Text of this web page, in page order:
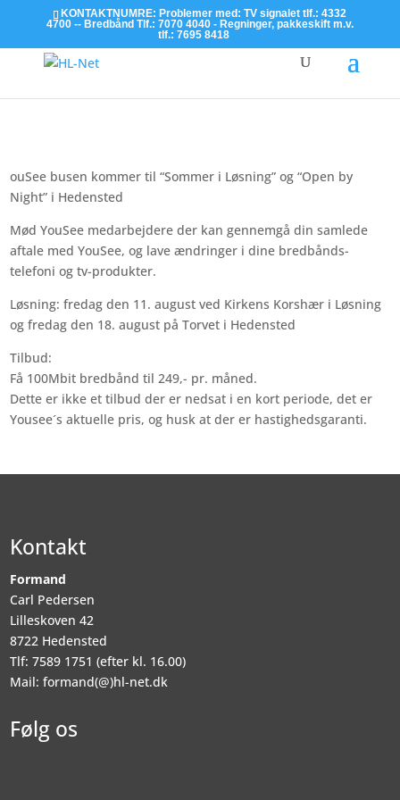
KONTAKTNUMRE: Problemer med: TV signalet tlf.: 4332
4700 -- Bredbånd Tlf.: 7070 4040 - Regninger, pakkeskift m.v.
tlf.: 7695 8418
ouSee busen kommer til “Sommer i Løsning” og “Open by
Night” i Hedensted
Mød YouSee medarbejdere der kan gennemgå din samlede
aftale med YouSee, og lave ændringer i dine bredbånds-
telefoni og tv-produkter.
Løsning: fredag den 11. august ved Kirkens Korshær i Løsning
og fredag den 18. august på Torvet i Hedensted
Tilbud:
Få 100Mbit bredbånd til 249,- pr. måned.
Dette er ikke et tilbud der er nedsat i en kort periode, det er
Yousee´s aktuelle pris, og husk at der er hastighedsgaranti.
Kontakt
Formand
Carl Pedersen
Lilleskoven 42
8722 Hedensted
Tlf: 7589 1751 (efter kl. 16.00)
Mail: formand(@)hl-net.dk
Følg os